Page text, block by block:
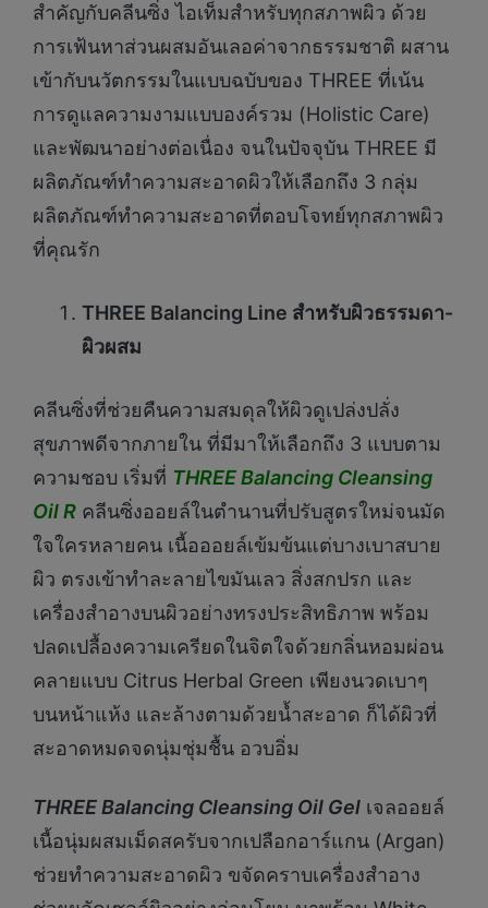
สำคัญกับคลีนซิ่ง ไอเท็มสำหรับทุกสภาพผิว ด้วย
การเฟ้นหาส่วนผสมอันเลอค่าจากธรรมชาติ ผสาน
เข้ากับนวัตกรรมในแบบฉบับของ THREE ที่เน้น
การดูแลความงามแบบองค์รวม (Holistic Care)
และพัฒนาอย่างต่อเนื่อง จนในปัจจุบัน THREE มี
ผลิตภัณฑ์ทำความสะอาดผิวให้เลือกถึง 3 กลุ่ม
ผลิตภัณฑ์ทำความสะอาดที่ตอบโจทย์ทุกสภาพผิว
ที่คุณรัก
THREE Balancing Line สำหรับผิวธรรมดา-
ผิวผสม
คลีนซิ่งที่ช่วยคืนความสมดุลให้ผิวดูเปล่งปลั่ง
สุขภาพดีจากภายใน ที่มีมาให้เลือกถึง 3 แบบตาม
ความชอบ เริ่มที่ THREE Balancing Cleansing
Oil R คลีนซิ่งออยล์ในตำนานที่ปรับสูตรใหม่จนมัด
ใจใครหลายคน เนื้อออยล์เข้มข้นแต่บางเบาสบาย
ผิว ตรงเข้าทำละลายไขมันเลว สิ่งสกปรก และ
เครื่องสำอางบนผิวอย่างทรงประสิทธิภาพ พร้อม
ปลดเปลื้องความเครียดในจิตใจด้วยกลิ่นหอมผ่อน
คลายแบบ Citrus Herbal Green เพียงนวดเบาๆ
บนหน้าแห้ง และล้างตามด้วยน้ำสะอาด ก็ได้ผิวที่
สะอาดหมดจดนุ่มชุ่มชื้น อวบอิ่ม
THREE Balancing Cleansing Oil Gel เจลออยล์
เนื้อนุ่มผสมเม็ดสครับจากเปลือกอาร์แกน (Argan)
ช่วยทำความสะอาดผิว ขจัดคราบเครื่องสำอาง